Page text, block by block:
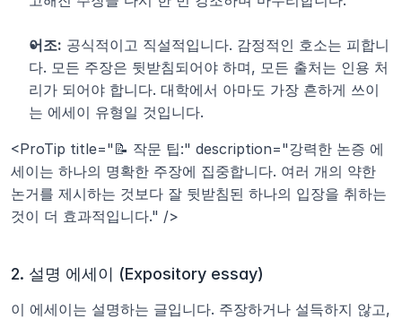
어조: 공식적이고 직설적입니다. 감정적인 호소는 피합니
다. 모든 주장은 뒷받침되어야 하며, 모든 출처는 인용 처
리가 되어야 합니다. 대학에서 아마도 가장 흔하게 쓰이
는 에세이 유형일 것입니다.
<ProTip title="📝 작문 팁:" description="강력한 논증 에
세이는 하나의 명확한 주장에 집중합니다. 여러 개의 약한
논거를 제시하는 것보다 잘 뒷받침된 하나의 입장을 취하는
것이 더 효과적입니다." />
2. 설명 에세이 (Expository essay)
이 에세이는 설명하는 글입니다. 주장하거나 설득하지 않고,